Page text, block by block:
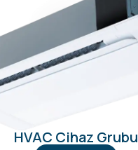
HVAC Cihaz Grubu